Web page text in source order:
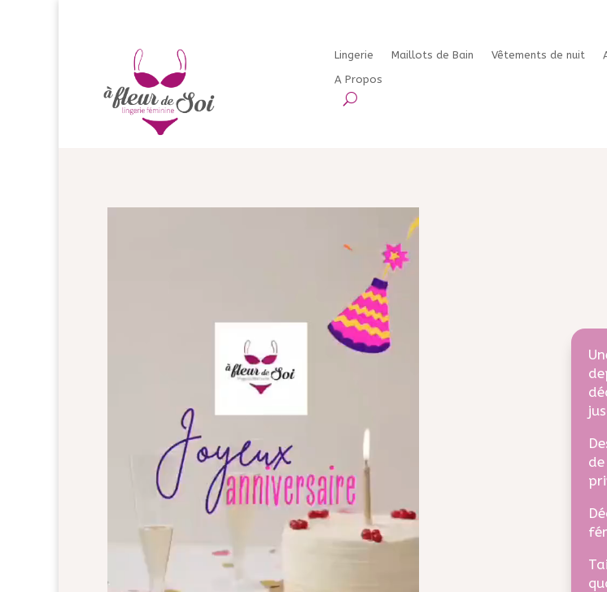
Lingerie Maillots de Bain Vêtements de nuit
A Propos